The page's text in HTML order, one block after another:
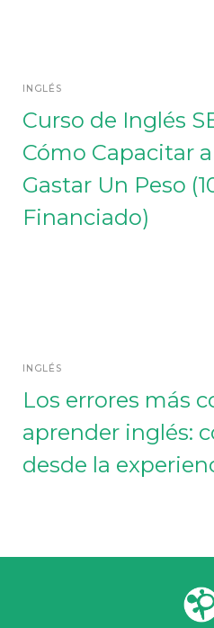
INGLÉS
Curso de Inglés
Cómo Capacitar
Gastar Un Peso
Financiado)
INGLÉS
Los errores más
aprender inglés:
desde la